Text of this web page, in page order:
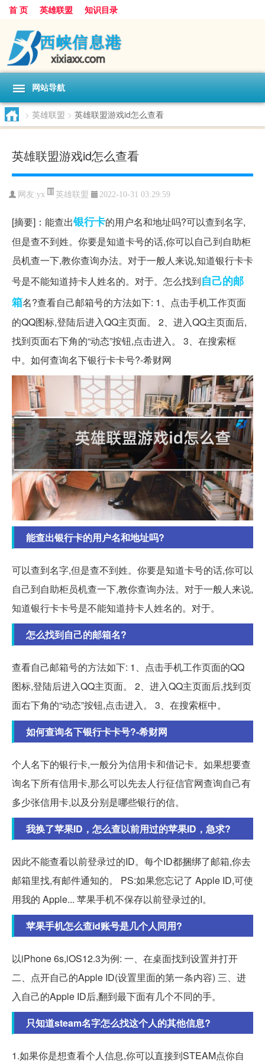
首 页 英雄联盟 知识目录
网站导航
> 英雄联盟 > 英雄联盟游戏id怎么查看
英雄联盟游戏id怎么查看
网友:yx 英雄联盟 2022-10-31 03:29:59
[摘要]：能查出银行卡的用户名和地址吗?可以查到名字,
但是查不到姓。你要是知道卡号的话,你可以自己到自助柜
员机查一下,教你查询办法。对于一般人来说,知道银行卡卡
号是不能知道持卡人姓名的。对于。怎么找到自己的邮
箱名?查看自己邮箱号的方法如下: 1、点击手机工作页面
的QQ图标,登陆后进入QQ主页面。 2、进入QQ主页面后,
找到页面右下角的“动态”按钮,点击进入。 3、在搜索框
中。如何查询名下银行卡卡号?-希财网
能查出银行卡的用户名和地址吗?
可以查到名字,但是查不到姓。你要是知道卡号的话,你可以
自己到自助柜员机查一下,教你查询办法。对于一般人来说,
知道银行卡卡号是不能知道持卡人姓名的。对于。
怎么找到自己的邮箱名?
查看自己邮箱号的方法如下: 1、点击手机工作页面的QQ
图标,登陆后进入QQ主页面。 2、进入QQ主页面后,找到页
面右下角的“动态”按钮,点击进入。 3、在搜索框中。
如何查询名下银行卡卡号?-希财网
个人名下的银行卡,一般分为信用卡和借记卡。如果想要查
询名下所有信用卡,那么可以先去人行征信官网查询自己有
多少张信用卡,以及分别是哪些银行的信。
我换了苹果ID，怎么查以前用过的苹果ID，急求?
因此不能查看以前登录过的ID。每个ID都捆绑了邮箱,你去
邮箱里找,有邮件通知的。 PS:如果您忘记了 Apple ID,可使
用我的 Apple... 苹果手机不保存以前登录过的I。
苹果手机怎么查id账号是几个人同用?
以iPhone 6s,iOS12.3为例: 一、在桌面找到设置并打开
二、点开自己的Apple ID(设置里面的第一条内容) 三、进
入自己的Apple ID后,翻到最下面有几个不同的手。
只知道steam名字怎么找这个人的其他信息?
1.如果你是想查看个人信息,你可以直接到STEAM点你自